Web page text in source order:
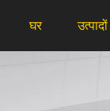
घर उत्पादों